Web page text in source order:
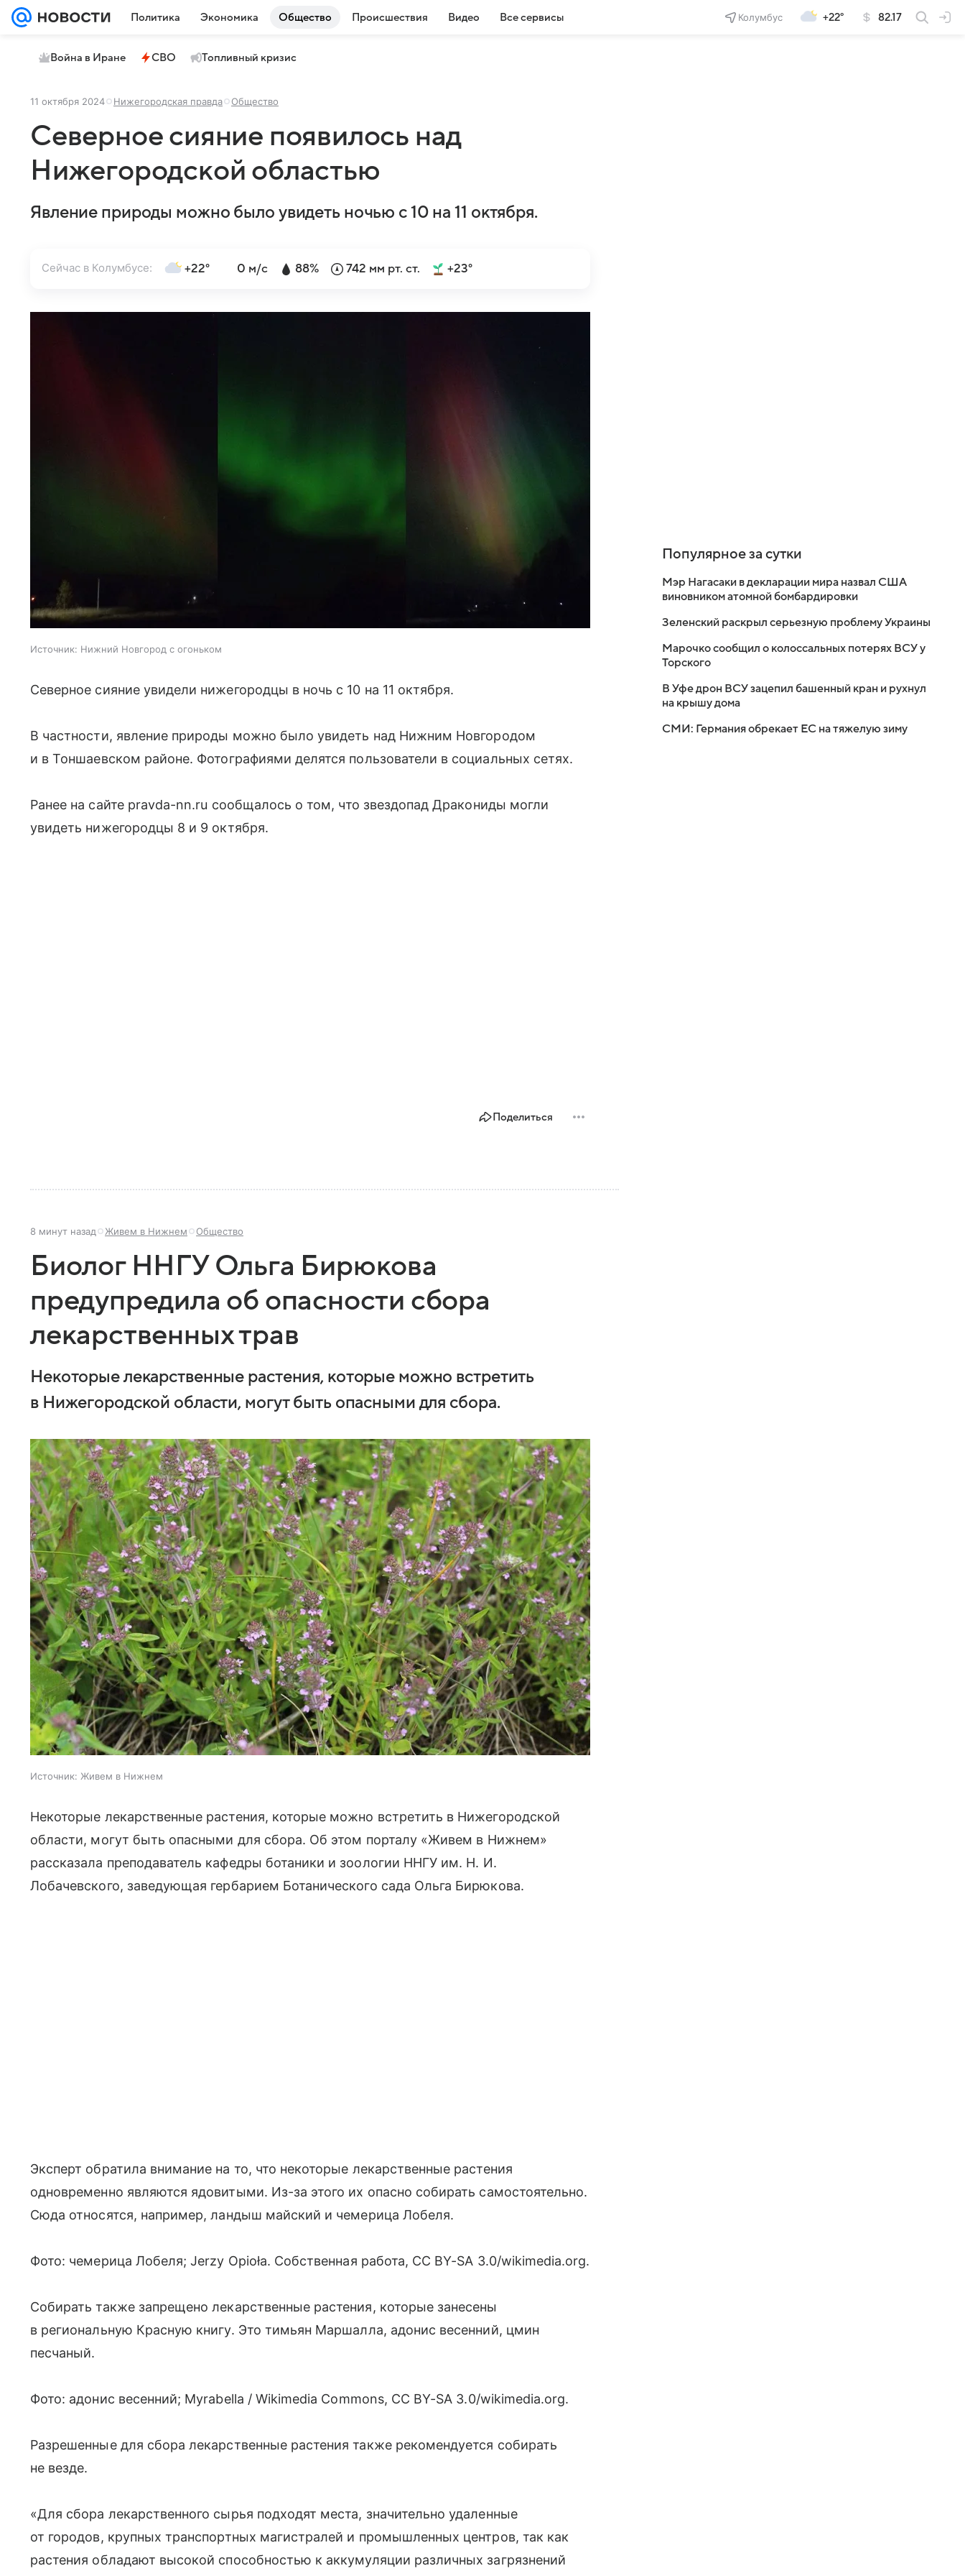
Политика Экономика Общество Происшествия Видео Все сервисы Колумбус +22° 82.17
Война в Иране СВО Топливный кризис
11 октября 2024 Нижегородская правда Общество
Северное сияние появилось над
Нижегородской областью
Явление природы можно было увидеть ночью с 10 на 11 октября.
Сейчас в Колумбусе: +22° 0 м/с 88% 742 мм рт. ст. +23°
Источник: Нижний Новгород с огоньком
Северное сияние увидели нижегородцы в ночь с 10 на 11 октября.
В частности, явление природы можно было увидеть над Нижним Новгородом
и в Тоншаевском районе. Фотографиями делятся пользователи в социальных сетях.
Ранее на сайте pravda-nn.ru сообщалось о том, что звездопад Дракониды могли
увидеть нижегородцы 8 и 9 октября.
Поделиться
8 минут назад Живем в Нижнем Общество
Биолог ННГУ Ольга Бирюкова
предупредила об опасности сбора
лекарственных трав
Некоторые лекарственные растения, которые можно встретить
в Нижегородской области, могут быть опасными для сбора.
Источник: Живем в Нижнем
Некоторые лекарственные растения, которые можно встретить в Нижегородской
области, могут быть опасными для сбора. Об этом порталу «Живем в Нижнем»
рассказала преподаватель кафедры ботаники и зоологии ННГУ им. Н. И.
Лобачевского, заведующая гербарием Ботанического сада Ольга Бирюкова.
Эксперт обратила внимание на то, что некоторые лекарственные растения
одновременно являются ядовитыми. Из-за этого их опасно собирать самостоятельно.
Сюда относятся, например, ландыш майский и чемерица Лобеля.
Фото: чемерица Лобеля; Jerzy Opioła. Собственная работа, CC BY-SA 3.0/wikimedia.org.
Собирать также запрещено лекарственные растения, которые занесены
в региональную Красную книгу. Это тимьян Маршалла, адонис весенний, цмин
песчаный.
Фото: адонис весенний; Myrabella / Wikimedia Commons, CC BY-SA 3.0/wikimedia.org.
Разрешенные для сбора лекарственные растения также рекомендуется собирать
не везде.
«Для сбора лекарственного сырья подходят места, значительно удаленные
от городов, крупных транспортных магистралей и промышленных центров, так как
растения обладают высокой способностью к аккумуляции различных загрязнений
Популярное за сутки
Мэр Нагасаки в декларации мира назвал США
виновником атомной бомбардировки
Зеленский раскрыл серьезную проблему Украины
Марочко сообщил о колоссальных потерях ВСУ у
Торского
В Уфе дрон ВСУ зацепил башенный кран и рухнул
на крышу дома
СМИ: Германия обрекает ЕС на тяжелую зиму